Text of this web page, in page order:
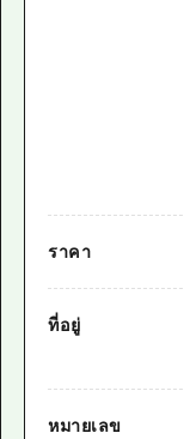
ราคา
ที่อยู่
หมายเลข